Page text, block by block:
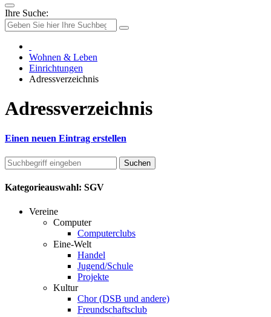
Ihre Suche:
Wohnen & Leben
Einrichtungen
Adressverzeichnis
Adressverzeichnis
Einen neuen Eintrag erstellen
Kategorieauswahl: SGV
Vereine
Computer
Computerclubs
Eine-Welt
Handel
Jugend/Schule
Projekte
Kultur
Chor (DSB und andere)
Freundschaftsclub